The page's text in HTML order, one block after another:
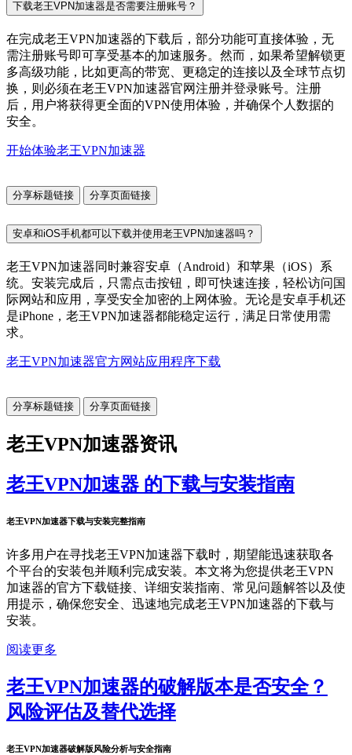
下载老王VPN加速器是否需要注册账号？
在完成老王VPN加速器的下载后，部分功能可直接体验，无
需注册账号即可享受基本的加速服务。然而，如果希望解锁更
多高级功能，比如更高的带宽、更稳定的连接以及全球节点切
换，则必须在老王VPN加速器官网注册并登录账号。注册
后，用户将获得更全面的VPN使用体验，并确保个人数据的
安全。
开始体验老王VPN加速器
分享标题链接 分享页面链接
安卓和iOS手机都可以下载并使用老王VPN加速器吗？
老王VPN加速器同时兼容安卓（Android）和苹果（iOS）系
统。安装完成后，只需点击按钮，即可快速连接，轻松访问国
际网站和应用，享受安全加密的上网体验。无论是安卓手机还
是iPhone，老王VPN加速器都能稳定运行，满足日常使用需
求。
老王VPN加速器官方网站应用程序下载
分享标题链接 分享页面链接
老王VPN加速器资讯
老王VPN加速器 的下载与安装指南
老王VPN加速器下载与安装完整指南
许多用户在寻找老王VPN加速器下载时，期望能迅速获取各
个平台的安装包并顺利完成安装。本文将为您提供老王VPN
加速器的官方下载链接、详细安装指南、常见问题解答以及使
用提示，确保您安全、迅速地完成老王VPN加速器的下载与
安装。
阅读更多
老王VPN加速器的破解版本是否安全？
风险评估及替代选择
老王VPN加速器破解版风险分析与安全指南